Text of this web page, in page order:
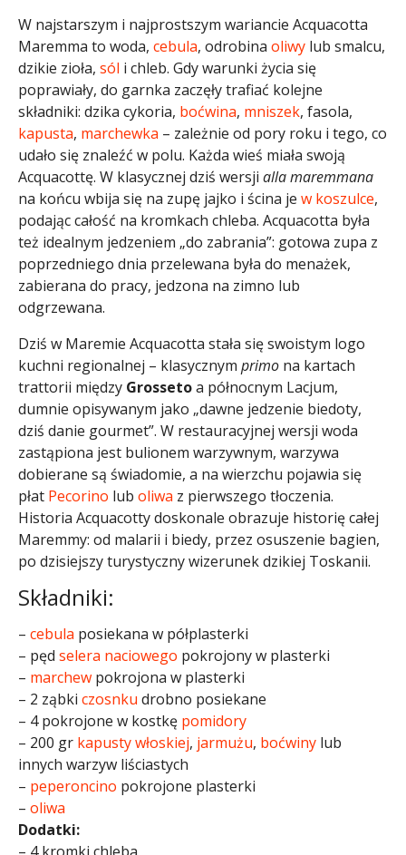
W najstarszym i najprostszym wariancie Acquacotta
Maremma to woda, cebula, odrobina oliwy lub smalcu,
dzikie zioła, sól i chleb. Gdy warunki życia się
poprawiały, do garnka zaczęły trafiać kolejne
składniki: dzika cykoria, boćwina, mniszek, fasola,
kapusta, marchewka – zależnie od pory roku i tego, co
udało się znaleźć w polu. Każda wieś miała swoją
Acquacottę. W klasycznej dziś wersji alla maremmana
na końcu wbija się na zupę jajko i ścina je w koszulce,
podając całość na kromkach chleba. Acquacotta była
też idealnym jedzeniem „do zabrania”: gotowa zupa z
poprzedniego dnia przelewana była do menażek,
zabierana do pracy, jedzona na zimno lub
odgrzewana.
Dziś w Maremie Acquacotta stała się swoistym logo
kuchni regionalnej – klasycznym primo na kartach
trattorii między Grossetoa północnym Lacjum,
dumnie opisywanym jako „dawne jedzenie biedoty,
dziś danie gourmet”. W restauracyjnej wersji woda
zastąpiona jest bulionem warzywnym, warzywa
dobierane są świadomie, a na wierzchu pojawia się
płat Pecorino lub oliwa z pierwszego tłoczenia.
Historia Acquacotty doskonale obrazuje historię całej
Maremmy: od malarii i biedy, przez osuszenie bagien,
po dzisiejszy turystyczny wizerunek dzikiej Toskanii.
Składniki:
– cebula posiekana w półplasterki
– pęd selera naciowego pokrojony w plasterki
– marchew pokrojona w plasterki
– 2 ząbki czosnku drobno posiekane
– 4 pokrojone w kostkę pomidory
– 200 gr kapusty włoskiej, jarmużu, boćwiny lub
innych warzyw liściastych
– peperoncino pokrojone plasterki
– oliwa
Dodatki: